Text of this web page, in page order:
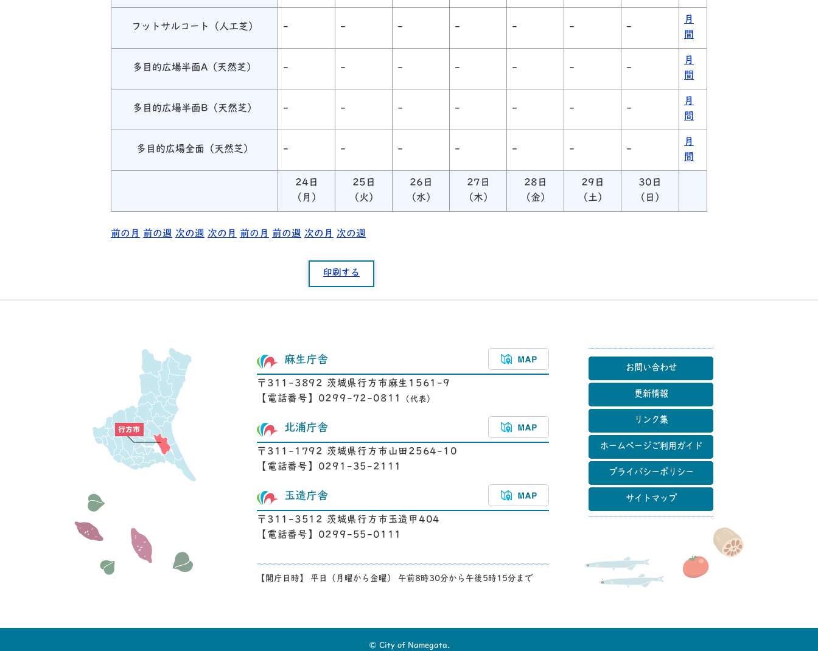
フットサルコート（人工芝） - - - - - - -
月
間
多目的広場半面A（天然芝） - - - - - - -
月
間
多目的広場半面B（天然芝） - - - - - - -
月
間
多目的広場全面（天然芝） - - - - - - -
月
間
24日
（月）
25日
（火）
26日
（水）
27日
（木）
28日
（金）
29日
（土）
30日
（日）
前の月 前の週 次の週 次の月 前の月 前の週 次の月 次の週
印刷する
麻生庁舎
〒311-3892 茨城県行方市麻生1561-9
【電話番号】0299-72-0811
（代表）
マップ
北浦庁舎
〒311-1792 茨城県行方市山田2564-10
【電話番号】0291-35-2111
玉造庁舎
〒311-3512 茨城県行方市玉造甲404
【電話番号】0299-55-0111
【開庁日時】 平日（月曜から金曜） 午前8時30分から午後5時15分まで
お問い合わせ
更新情報
リンク集
ホームページご利用ガイド
プライバシーポリシー
サイトマップ
© City of Namegata.